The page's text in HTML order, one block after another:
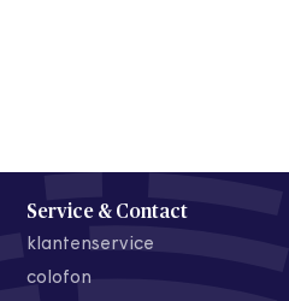
Service & Contact
klantenservice
colofon